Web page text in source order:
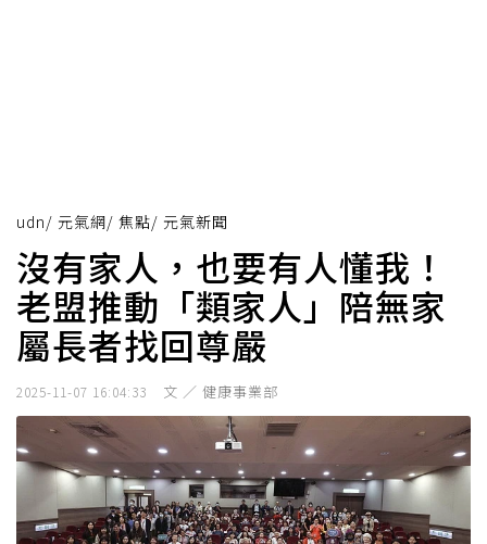
udn/ 元氣網/ 焦點/ 元氣新聞
沒有家人，也要有人懂我！
老盟推動「類家人」陪無家
屬長者找回尊嚴
2025-11-07 16:04:33 文 ／ 健康事業部